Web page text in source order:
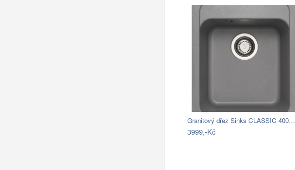
Granitový dřez Sinks CLASSIC 400…
3999,-Kč